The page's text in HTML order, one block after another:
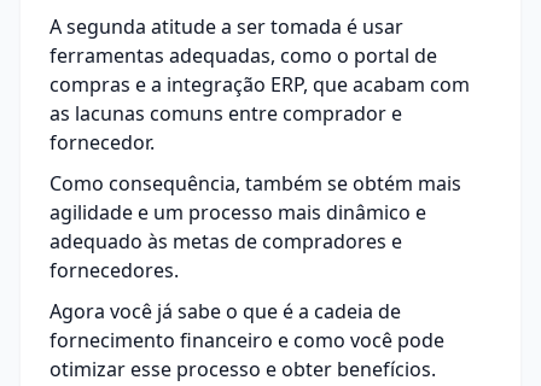
A segunda atitude a ser tomada é usar
ferramentas adequadas, como o portal de
compras e a integração ERP, que acabam com
as lacunas comuns entre comprador e
fornecedor.
Como consequência, também se obtém mais
agilidade e um processo mais dinâmico e
adequado às metas de compradores e
fornecedores.
Agora você já sabe o que é a cadeia de
fornecimento financeiro e como você pode
otimizar esse processo e obter benefícios.